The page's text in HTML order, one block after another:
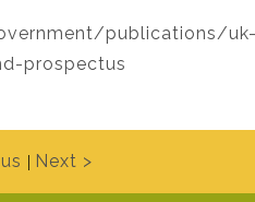
publications/
prospectus
Next >